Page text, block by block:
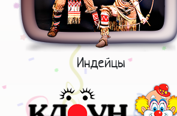
Индейцы